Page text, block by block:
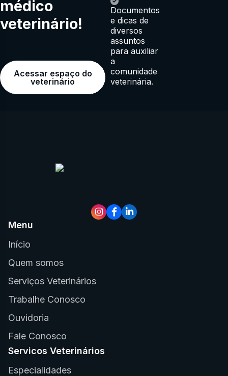
médico
veterinário!
Acessar espaço do
veterinário
Documentos
e dicas de
diversos
assuntos
para auxiliar
a
comunidade
veterinária.
Menu
Início
Quem somos
Serviços Veterinários
Trabalhe Conosco
Ouvidoria
Fale Conosco
Servicos Veterinários
Especialidades